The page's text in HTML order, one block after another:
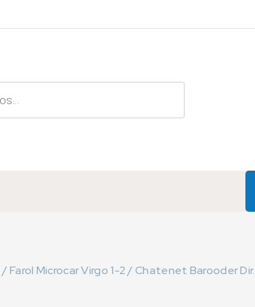
/Farol Microcar Virgo 1-2 / Chatenet Barooder Dir.